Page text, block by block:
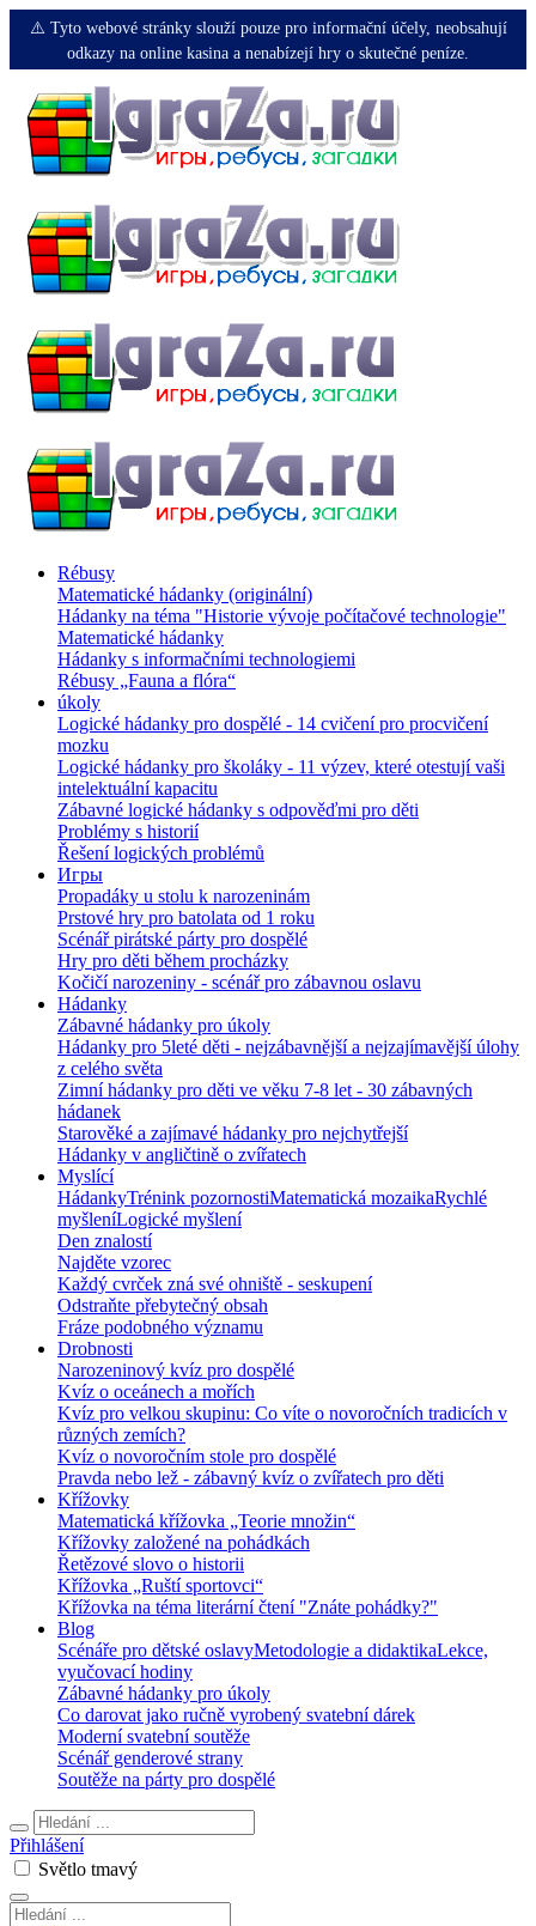
⚠️ Tyto webové stránky slouží pouze pro informační účely, neobsahují
odkazy na online kasina a nenabízejí hry o skutečné peníze.
Rébusy
Matematické hádanky (originální)
Hádanky na téma "Historie vývoje počítačové technologie"
Matematické hádanky
Hádanky s informačními technologiemi
Rébusy „Fauna a flóra“
úkoly
Logické hádanky pro dospělé - 14 cvičení pro procvičení
mozku
Logické hádanky pro školáky - 11 výzev, které otestují vaši
intelektuální kapacitu
Zábavné logické hádanky s odpověďmi pro děti
Problémy s historií
Řešení logických problémů
Игры
Propadáky u stolu k narozeninám
Prstové hry pro batolata od 1 roku
Scénář pirátské párty pro dospělé
Hry pro děti během procházky
Kočičí narozeniny - scénář pro zábavnou oslavu
Hádanky
Zábavné hádanky pro úkoly
Hádanky pro 5leté děti - nejzábavnější a nejzajímavější úlohy
z celého světa
Zimní hádanky pro děti ve věku 7-8 let - 30 zábavných
hádanek
Starověké a zajímavé hádanky pro nejchytřejší
Hádanky v angličtině o zvířatech
Myslící
HádankyTrénink pozornostiMatematická mozaikaRychlé
myšleníLogické myšlení
Den znalostí
Najděte vzorec
Každý cvrček zná své ohniště - seskupení
Odstraňte přebytečný obsah
Fráze podobného významu
Drobnosti
Narozeninový kvíz pro dospělé
Kvíz o oceánech a mořích
Kvíz pro velkou skupinu: Co víte o novoročních tradicích v
různých zemích?
Kvíz o novoročním stole pro dospělé
Pravda nebo lež - zábavný kvíz o zvířatech pro děti
Křížovky
Matematická křížovka „Teorie množin“
Křížovky založené na pohádkách
Řetězové slovo o historii
Křížovka „Ruští sportovci“
Křížovka na téma literární čtení "Znáte pohádky?"
Blog
Scénáře pro dětské oslavyMetodologie a didaktikaLekce,
vyučovací hodiny
Zábavné hádanky pro úkoly
Co darovat jako ručně vyrobený svatební dárek
Moderní svatební soutěže
Scénář genderové strany
Soutěže na párty pro dospělé
Přihlášení
Světlo tmavý